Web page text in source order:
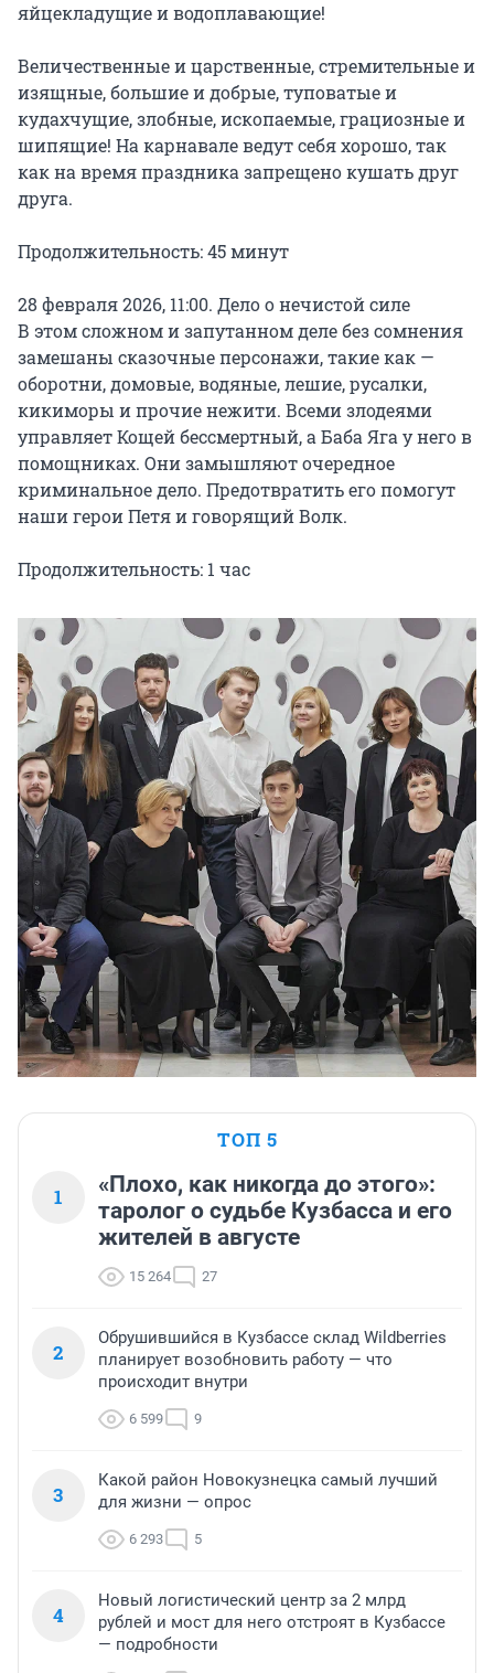
яйцекладущие и водоплавающие!
Величественные и царственные, стремительные и
изящные, большие и добрые, туповатые и
кудахчущие, злобные, ископаемые, грациозные и
шипящие! На карнавале ведут себя хорошо, так
как на время праздника запрещено кушать друг
друга.
Продолжительность: 45 минут
28 февраля 2026, 11:00. Дело о нечистой силе
В этом сложном и запутанном деле без сомнения
замешаны сказочные персонажи, такие как —
оборотни, домовые, водяные, лешие, русалки,
кикиморы и прочие нежити. Всеми злодеями
управляет Кощей бессмертный, а Баба Яга у него в
помощниках. Они замышляют очередное
криминальное дело. Предотвратить его помогут
наши герои Петя и говорящий Волк.
Продолжительность: 1 час
ТОП 5
1
«Плохо, как никогда до этого»:
таролог о судьбе Кузбасса и его
жителей в августе
15 264 27
2
Обрушившийся в Кузбассе склад Wildberries
планирует возобновить работу — что
происходит внутри
6 599 9
3
Какой район Новокузнецка самый лучший
для жизни — опрос
6 293 5
4
Новый логистический центр за 2 млрд
рублей и мост для него отстроят в Кузбассе
— подробности